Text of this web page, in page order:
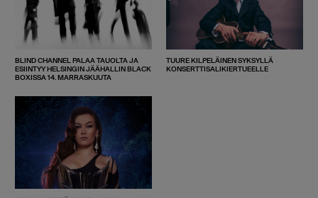
BLIND CHANNEL PALAA TAUOLTA JA
ESIINTYY HELSINGIN JÄÄHALLIN BLACK
BOXISSA 14. MARRASKUUTA
TUURE KILPELÄINEN SYKSYLLÄ
KONSERTTISALIKIERTUEELLE